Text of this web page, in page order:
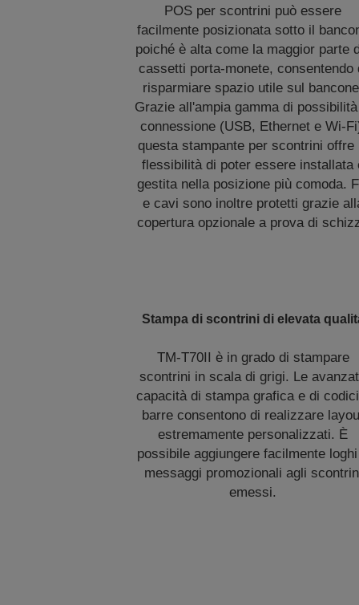
POS per scontrini può essere
facilmente posizionata sotto il
poiché è alta come la maggior parte
cassetti porta-monete, consentendo
risparmiare spazio utile sul
Grazie all'ampia gamma di
connessione (USB, Ethernet e Wi-
questa stampante per scontrini offre
flessibilità di poter essere installata
gestita nella posizione più comoda.
e cavi sono inoltre protetti grazie
copertura opzionale a prova di
Stampa di scontrini di elevata
TM-T70II è in grado di stampare
scontrini in scala di grigi. Le
capacità di stampa grafica e di
barre consentono di realizzare
estremamente personalizzati. È
possibile aggiungere facilmente
messaggi promozionali agli
emessi.